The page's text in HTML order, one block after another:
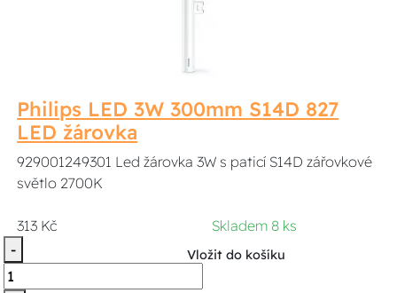
Philips LED 3W 300mm S14D 827
LED žárovka
929001249301 Led žárovka 3W s paticí S14D zářovkové
světlo 2700K
313 Kč
Skladem 8 ks
-
Vložit do košíku